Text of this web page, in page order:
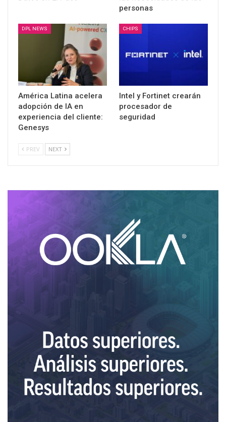
personas
DPL NEWS
América Latina acelera
adopción de IA en
experiencia del cliente:
Genesys
CHIPS
Intel y Fortinet crearán
procesador de
seguridad
PREV NEXT